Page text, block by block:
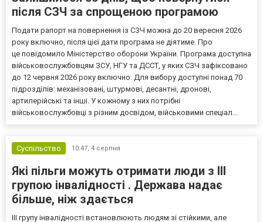
після СЗЧ за спрощеною програмою
Подати рапорт на повернення із СЗЧ можна до 20 вересня 2026
року включно, після цієї дати програма не діятиме. Про
це повідомило Міністерство оборони України. Програма доступна
військовослужбовцям ЗСУ, НГУ та ДССТ, у яких СЗЧ зафіксовано
до 12 червня 2026 року включно. Для вибору доступні понад 70
підрозділів: механізовані, штурмові, десантні, дронові,
артилерійські та інші. У кожному з них потрібні
військовослужбовці з різним досвідом, військовими спеціал...
Суспільство 10:47, 4 серпня
Які пільги можуть отримати люди з III
групою інвалідності . Держава надає
більше, ніж здається
III групу інвалідності встановлюють людям зі стійкими, але